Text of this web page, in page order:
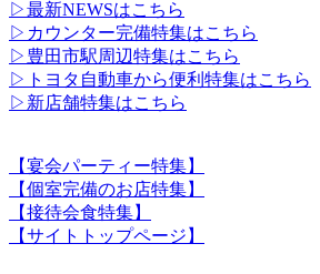
▷最新NEWSはこちら
▷カウンター完備特集はこちら
▷豊田市駅周辺特集はこちら
▷トヨタ自動車から便利特集はこちら
▷新店舗特集はこちら
【宴会パーティー特集】
【個室完備のお店特集】
【接待会食特集】
【サイトトップページ】